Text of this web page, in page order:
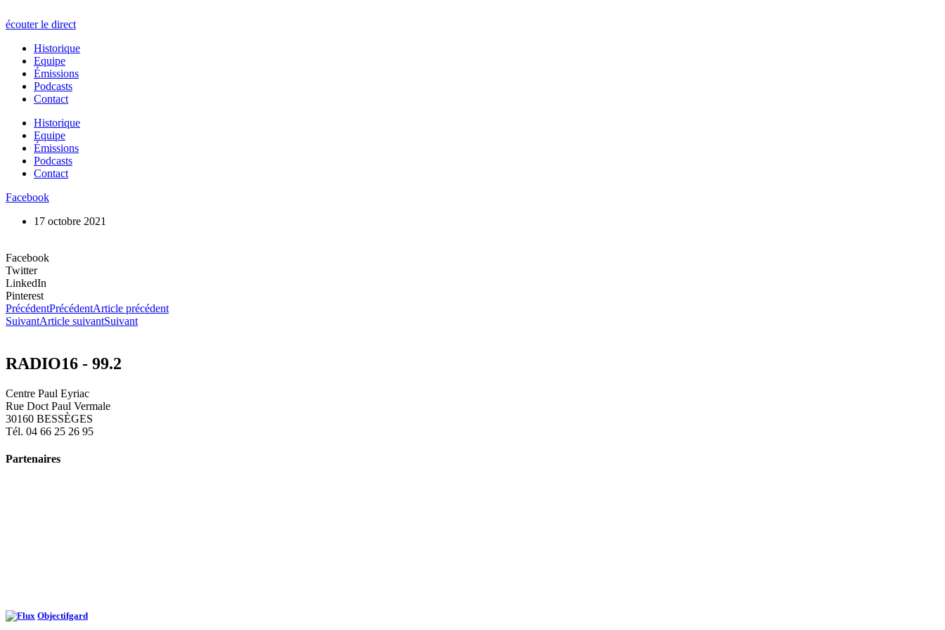
écouter le direct
Historique
Equipe
Émissions
Podcasts
Contact
Historique
Equipe
Émissions
Podcasts
Contact
Facebook
17 octobre 2021
Facebook
Twitter
LinkedIn
Pinterest
PrécédentPrécédentArticle précédent
SuivantArticle suivantSuivant
RADIO16 - 99.2
Centre Paul Eyriac
Rue Doct Paul Vermale
30160 BESSÈGES
Tél. 04 66 25 26 95
Partenaires
Objectifgard